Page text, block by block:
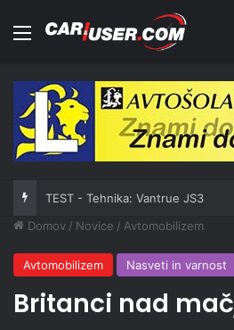
Meni
TEST - Tehnika: Vantrue JS3
Domov / Novice / Avtomobilizem
Avtomobilizem Nasveti in varnost
Britanci nad